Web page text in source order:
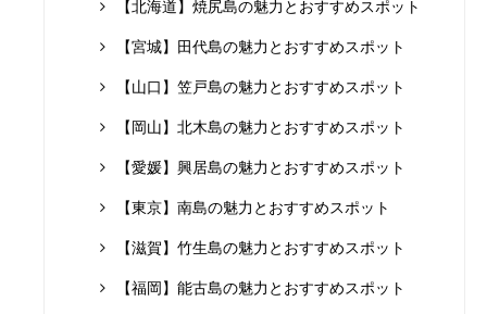
【北海道】焼尻島の魅力とおすすめスポット
【宮城】田代島の魅力とおすすめスポット
【山口】笠戸島の魅力とおすすめスポット
【岡山】北木島の魅力とおすすめスポット
【愛媛】興居島の魅力とおすすめスポット
【東京】南島の魅力とおすすめスポット
【滋賀】竹生島の魅力とおすすめスポット
【福岡】能古島の魅力とおすすめスポット